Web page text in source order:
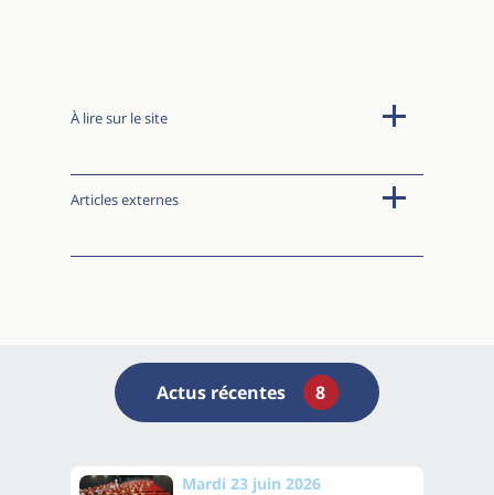
À lire sur le site
Articles externes
Actus récentes 8
Mardi 23 juin 2026